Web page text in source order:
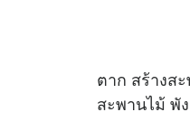
ตาก สร้างส
สะพานไม้ พัง